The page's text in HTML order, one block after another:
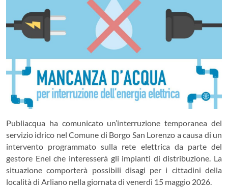
Publiacqua ha comunicato un’interruzione temporanea del
servizio idrico nel Comune di Borgo San Lorenzo a causa di un
intervento programmato sulla rete elettrica da parte del
gestore Enel che interesserà gli impianti di distribuzione. La
situazione comporterà possibili disagi per i cittadini della
località di Arliano nella giornata di venerdì 15 maggio 2026.